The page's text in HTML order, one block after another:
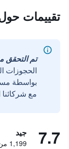
تقييمات
تم التحقق منه
الحجوزات
مع شركائنا
7.7 جيد
1,199 من التقييمات تم التحقق منها